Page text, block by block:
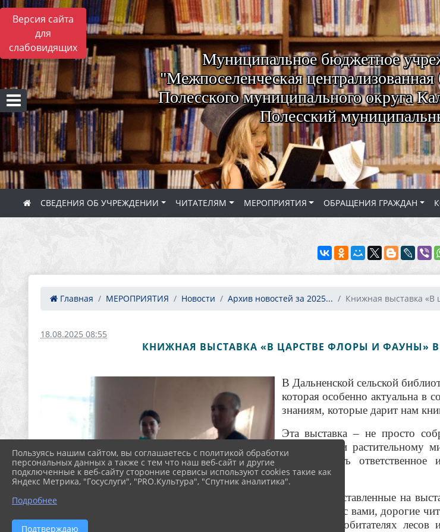
Версия сайта
для
слабовидящих
Муниципальное бюджетное
"Межпоселенческая централизованная
Полесского муниципального округа
Полесский
СВЕДЕНИЯ ОБ УЧРЕЖДЕНИИ ЧИТАТЕЛЯМ МЕРОПРИЯТИЯ ОБРАЩЕНИЯ ГРАЖДАН
Главная МЕРОПРИЯТИЯ Новости Архив новостей за 2025... Книжная выставка «В
18.08.2025 08:55
КНИЖНАЯ ВЫСТАВКА «В ЦАРСТВЕ ФЛОРЫ И ФАУНЫ»
В Дальненской сельской
которая особенно актуальна в
знаниям, которые дарит нам
Эта выставка – не просто
животному и растительному
сформировать
хрупкость.
Книги, представленные на
для диалога с вами, дорогие
загадочных обитателях
Пользуясь нашим сайтом, вы соглашаетесь с политикой обработки
персональных данных а также с тем что наш веб-сайт и другие
подключенные к веб-сайту сторонние сервисы используют cookies такие как
Яндекс Метрика, "Госуслуги", "PRO.Культура", "Спутник аналитика".
Подробнее
Подтверждаю